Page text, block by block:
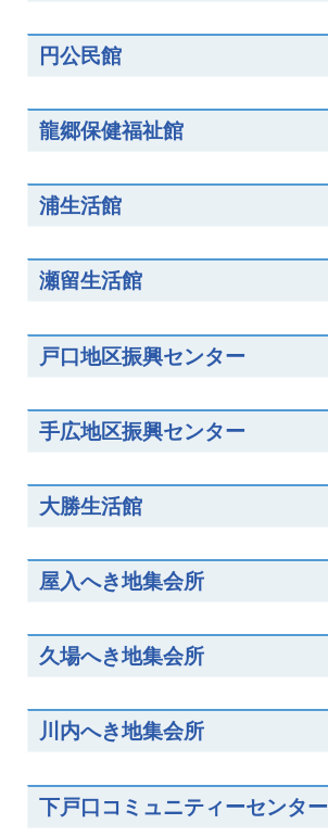
円公民館
龍郷保健福祉館
浦生活館
瀬留生活館
戸口地区振興センター
手広地区振興センター
大勝生活館
屋入へき地集会所
久場へき地集会所
川内へき地集会所
下戸口コミュニティーセンター